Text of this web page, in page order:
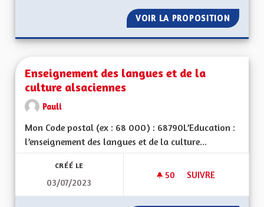
VOIR LA PROPOSITION FAIRE
Enseignement des langues et de la
culture alsaciennes
Pauli
Mon Code postal (ex : 68 000) : 68790L’Education :
l’enseignement des langues et de la culture...
CRÉÉ LE
03/07/2023
50 50 ABONNÉS
SUIVRE